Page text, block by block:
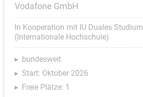
Vodafone GmbH
In Kooperation mit IU Duales Studium
(Internationale Hochschule)
bundesweit
Start: Oktober 2026
Freie Plätze: 1